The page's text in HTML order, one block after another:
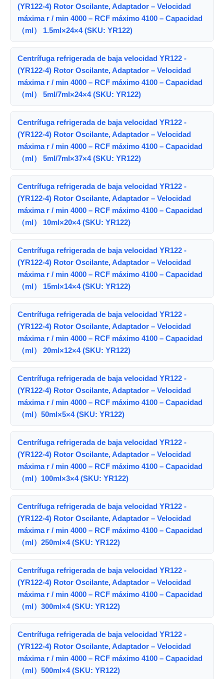
(YR122-4) Rotor Oscilante, Adaptador – Velocidad
máxima r / min 4000 – RCF máximo 4100 – Capacidad
（ml） 1.5ml×24×4 (SKU: YR122)
Centrífuga refrigerada de baja velocidad YR122 -
(YR122-4) Rotor Oscilante, Adaptador – Velocidad
máxima r / min 4000 – RCF máximo 4100 – Capacidad
（ml） 5ml/7ml×24×4 (SKU: YR122)
Centrífuga refrigerada de baja velocidad YR122 -
(YR122-4) Rotor Oscilante, Adaptador – Velocidad
máxima r / min 4000 – RCF máximo 4100 – Capacidad
（ml） 5ml/7ml×37×4 (SKU: YR122)
Centrífuga refrigerada de baja velocidad YR122 -
(YR122-4) Rotor Oscilante, Adaptador – Velocidad
máxima r / min 4000 – RCF máximo 4100 – Capacidad
（ml） 10ml×20×4 (SKU: YR122)
Centrífuga refrigerada de baja velocidad YR122 -
(YR122-4) Rotor Oscilante, Adaptador – Velocidad
máxima r / min 4000 – RCF máximo 4100 – Capacidad
（ml） 15ml×14×4 (SKU: YR122)
Centrífuga refrigerada de baja velocidad YR122 -
(YR122-4) Rotor Oscilante, Adaptador – Velocidad
máxima r / min 4000 – RCF máximo 4100 – Capacidad
（ml） 20ml×12×4 (SKU: YR122)
Centrífuga refrigerada de baja velocidad YR122 -
(YR122-4) Rotor Oscilante, Adaptador – Velocidad
máxima r / min 4000 – RCF máximo 4100 – Capacidad
（ml）50ml×5×4 (SKU: YR122)
Centrífuga refrigerada de baja velocidad YR122 -
(YR122-4) Rotor Oscilante, Adaptador – Velocidad
máxima r / min 4000 – RCF máximo 4100 – Capacidad
（ml）100ml×3×4 (SKU: YR122)
Centrífuga refrigerada de baja velocidad YR122 -
(YR122-4) Rotor Oscilante, Adaptador – Velocidad
máxima r / min 4000 – RCF máximo 4100 – Capacidad
（ml）250ml×4 (SKU: YR122)
Centrífuga refrigerada de baja velocidad YR122 -
(YR122-4) Rotor Oscilante, Adaptador – Velocidad
máxima r / min 4000 – RCF máximo 4100 – Capacidad
（ml）300ml×4 (SKU: YR122)
Centrífuga refrigerada de baja velocidad YR122 -
(YR122-4) Rotor Oscilante, Adaptador – Velocidad
máxima r / min 4000 – RCF máximo 4100 – Capacidad
（ml）500ml×4 (SKU: YR122)